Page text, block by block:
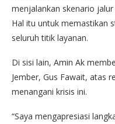
menjalankan skenario
Hal itu untuk memastikan
seluruh titik layanan.
Di sisi lain, Amin Ak
Jember, Gus Fawait, atas
menangani krisis ini.
“Saya mengapresiasi